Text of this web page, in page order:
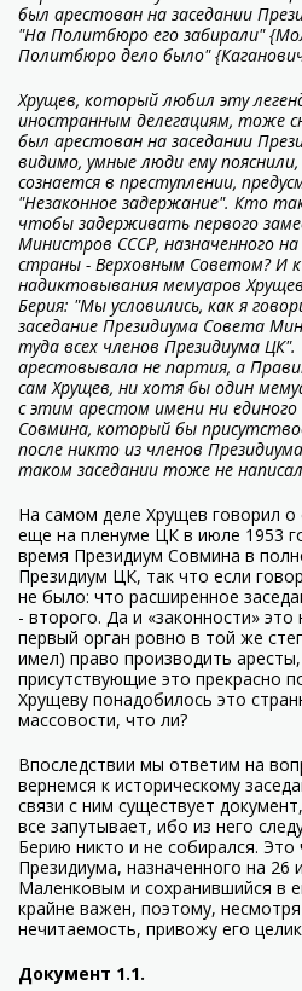
был арестован на заседании
"На Политбюро его забирали"
Политбюро дело было"
Хрущев, который любил эту
иностранным делегациям, тоже
был арестован на заседании
видимо, умные люди ему
сознается в преступлении,
"Незаконное задержание". Кто
чтобы задерживать первого
Министров СССР, назначенного
страны - Верховным Советом? И
надиктовывания мемуаров
Берия: "Мы условились, как я
заседание Президиума Совета
туда всех членов Президиума ЦК".
арестовывала не партия, а
сам Хрущев, ни хотя бы один
с этим арестом имени ни единого
Совмина, который бы
после никто из членов
таком заседании тоже не
На самом деле Хрущев говорил о
еще на пленуме ЦК в июле 1953
время Президиум Совмина в
Президиум ЦК, так что если
не было: что расширенное
- второго. Да и «законности»
первый орган ровно в той же
имел) право производить
присутствующие это прекрасно
Хрущеву понадобилось это
массовости, что ли?
Впоследствии мы ответим на
вернемся к историческому
связи с ним существует
все запутывает, ибо из него
Берию никто и не собирался. Это
Президиума, назначенного на 26
Маленковым и сохранившийся в
крайне важен, поэтому,
нечитаемость, привожу его
Документ 1.1.